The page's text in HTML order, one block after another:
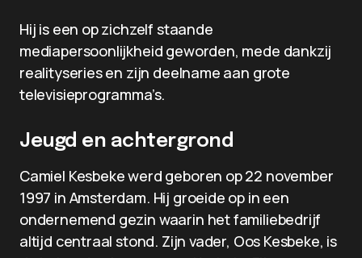
Hij is een op zichzelf staande
mediapersoonlijkheid geworden, mede dankzij
realityseries en zijn deelname aan grote
televisieprogramma’s.
Jeugd en achtergrond
Camiel Kesbeke werd geboren op 22 november
1997 in Amsterdam. Hij groeide op in een
ondernemend gezin waarin het familiebedrijf
altijd centraal stond. Zijn vader, Oos Kesbeke, is